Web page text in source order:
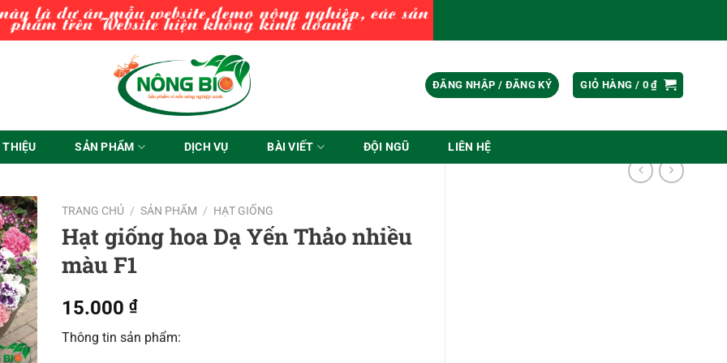
ĐĂNG NHẬP / ĐĂNG KÝ GIỎ HÀNG / 0₫
THIỆU SẢN PHẨM DỊCH VỤ BÀI VIẾT ĐỘI NGŨ LIÊN HỆ
TRANG CHỦ / SẢN PHẨM / HẠT GIỐNG
Hạt giống hoa Dạ Yến Thảo nhiều
màu F1
15.000 ₫
Thông tin sản phẩm: